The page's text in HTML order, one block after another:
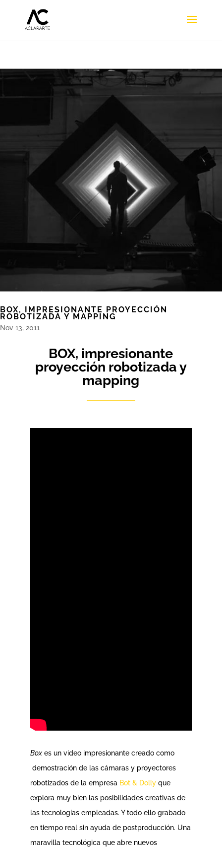
BOX, IMPRESIONANTE PROYECCIÓN
ROBOTIZADA Y MAPPING
Nov 13, 2011
BOX, impresionante
proyección robotizada y
mapping
Boxes un video impresionante creado como
demostración de las cámaras y proyectores
robotizados de la empresa Bot & Dollyque
explora muy bien las posibilidades creativas de
las tecnologías empleadas. Y todo ello grabado
en tiempo real sin ayuda de postproducción. Una
maravilla tecnológica que abre nuevos